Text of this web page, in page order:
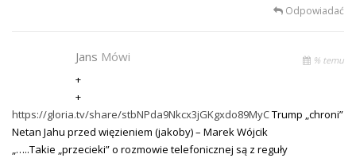
Odpowiadać
Jans Mówi % temu
+
+
https://gloria.tv/share/stbNPda9Nkcx3jGKgxdo89MyCTrump „chroni”
Netan Jahu przed więzieniem (jakoby) – Marek Wójcik
„…..Takie „przecieki” o rozmowie telefonicznej są z reguły